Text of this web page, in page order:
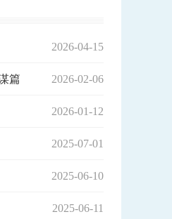
2026-04-15
篇 2026-02-06
2026-01-12
2025-07-01
2025-06-10
2025-06-11